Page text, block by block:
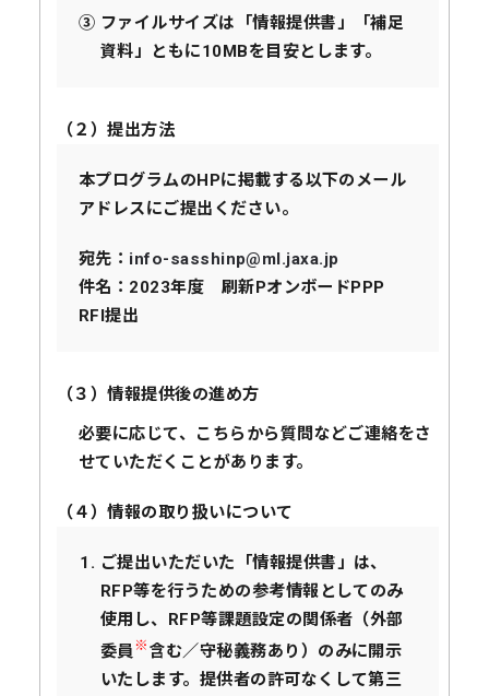
ファイルサイズは「情報提供書」「補足
資料」ともに10MBを目安とします。
（２）提出方法
本プログラムのHPに掲載する以下のメール
アドレスにご提出ください。
宛先： info-sasshinp@ml.jaxa.jp
件名：2023年度 刷新PオンボードPPP
RFI提出
（３）情報提供後の進め方
必要に応じて、こちらから質問などご連絡をさ
せていただくことがあります。
（４）情報の取り扱いについて
ご提出いただいた「情報提供書」は、
RFP等を行うための参考情報としてのみ
使用し、RFP等課題設定の関係者（外部
委員 ※ 含む／守秘義務あり）のみに開示
いたします。提供者の許可なくして第三